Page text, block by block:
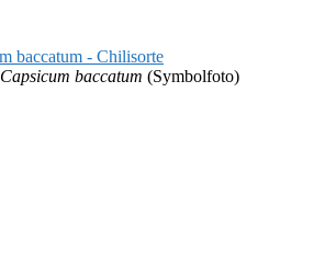
Capsicum baccatum (Symbolfoto)